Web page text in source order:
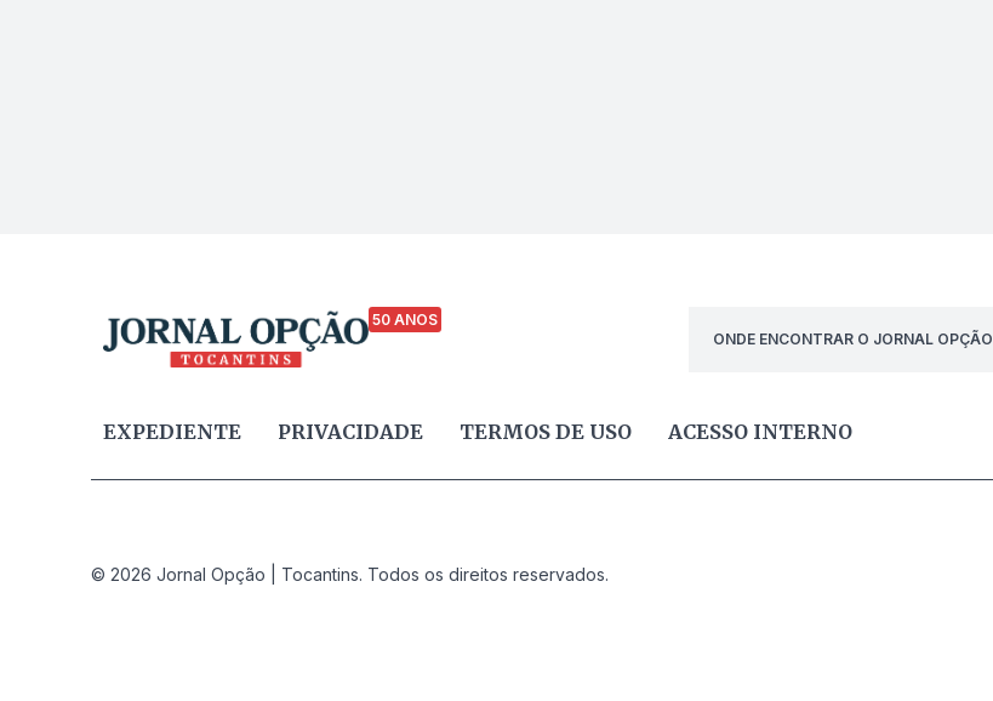
50 ANOS
ONDE ENCONTRAR O JORNAL OPÇÃO
EXPEDIENTE PRIVACIDADE TERMOS DE USO ACESSO INTERNO
© 2026 Jornal Opção | Tocantins. Todos os direitos reservados.